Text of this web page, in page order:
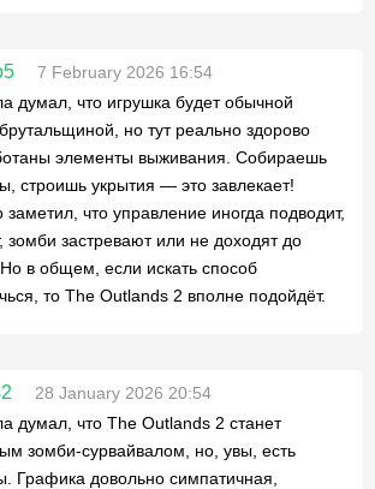
7 February 2026 16:54
думал, что игрушка будет обычной
но тут реально здорово
элементы выживания. Собираешь
строишь укрытия — это завлекает!
заметил, что управление иногда подводит,
зомби застревают или не доходят до
в общем, если искать способ
то The Outlands 2 вполне подойдёт.
28 January 2026 20:54
думал, что The Outlands 2 станет
зомби-сурвайвалом, но, увы, есть
Графика довольно симпатичная,